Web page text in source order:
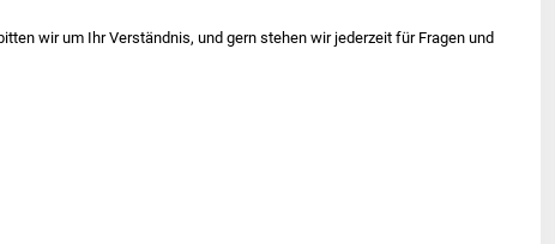
wir um Ihr Verständnis, und gern stehen wir jederzeit für Fragen und